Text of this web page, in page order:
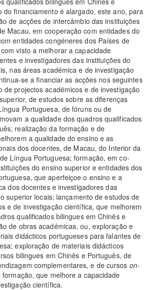
do financiamento é alargado, este ano, para
de acções de intercâmbio das instituições
Macau, em cooperação com entidades do
entidades congéneres dos Países de
visto a melhorar a capacidade
e investigadores das instituições do
nas áreas académica e de investigação
se a financiar as acções nos seguintes
de projectos académicos e de investigação
de estudos sobre as diferenças
Portuguesa, de fóruns ou de
a qualidade dos quadros qualificados
realização da formação e de
a qualidade do ensino e as
dos docentes, de Macau, do Interior da
Língua Portuguesa; formação, em co-
do ensino superior e entidades dos
que aperfeiçoe o ensino e a
dos docentes e investigadores das
superior locais; lançamento de estudos de
e de investigação científica, que melhorem
qualificados bilingues em Chinês e
de obras académicas, ou, exploração e
didácticos portugueses para falantes de
exploração de materiais didácticos
bilingues em Chinês e Português, de
complementares, e de cursos on-
que melhore a capacidade
científica.